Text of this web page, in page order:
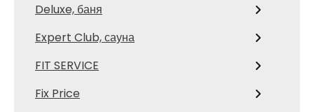
Deluxe, баня
Expert Club, сауна
FIT SERVICE
Fix Price